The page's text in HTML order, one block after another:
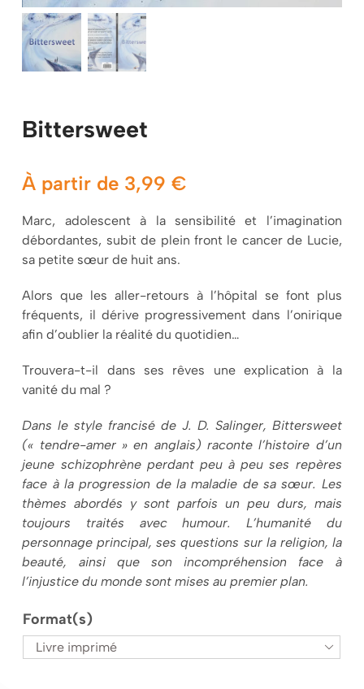
Mon panier
Bittersweet
À partir de 3,99€
Marc, adolescent à la sensibilité et l’imagination
débordantes, subit de plein front le cancer de Lucie,
sa petite sœur de huit ans.
Alors que les aller-retours à l’hôpital se font plus
fréquents, il dérive progressivement dans l’onirique
afin d’oublier la réalité du quotidien…
Trouvera-t-il dans ses rêves une explication à la
vanité du mal ?
Dans le style francisé de J. D. Salinger, Bittersweet
(« tendre-amer » en anglais) raconte l’histoire d’un
jeune schizophrène perdant peu à peu ses repères
face à la progression de la maladie de sa sœur. Les
thèmes abordés y sont parfois un peu durs, mais
toujours traités avec humour. L’humanité du
personnage principal, ses questions sur la religion, la
beauté, ainsi que son incompréhension face à
l’injustice du monde sont mises au premier plan.
Format(s)
